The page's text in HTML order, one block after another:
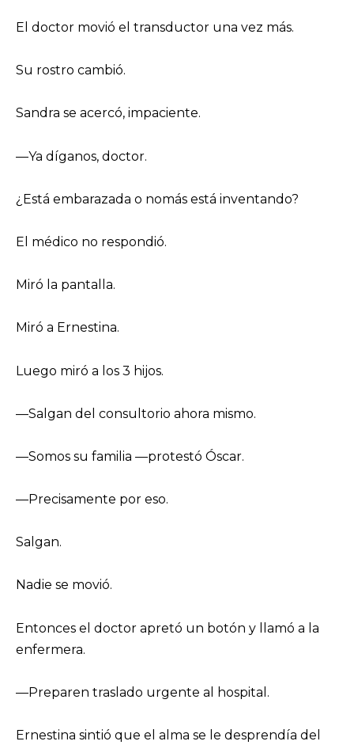
El doctor movió el transductor una vez más.
Su rostro cambió.
Sandra se acercó, impaciente.
—Ya díganos, doctor.
¿Está embarazada o nomás está inventando?
El médico no respondió.
Miró la pantalla.
Miró a Ernestina.
Luego miró a los 3 hijos.
—Salgan del consultorio ahora mismo.
—Somos su familia —protestó Óscar.
—Precisamente por eso.
Salgan.
Nadie se movió.
Entonces el doctor apretó un botón y llamó a la
enfermera.
—Preparen traslado urgente al hospital.
Ernestina sintió que el alma se le desprendía del